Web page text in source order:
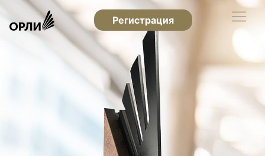
Регистрация